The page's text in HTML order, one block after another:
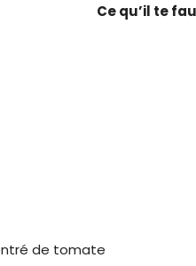
Ce qu’il te
de tomate